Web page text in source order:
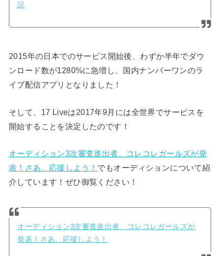
説
2015年の日本でのサービス開始後、わずか半年でダウ
ンロード数が1280%に急増し、国内ナンバーワンのラ
イブ配信アプリとなりました！
そして、17 Liveは2017年9月には全世界でサービスを
開始することを決定したのです！
オーディション3次審査進出者、コレコレガールズが発
表！さあ、応援しよう！ でもオーディションについて紹
介しています！ぜひ御覧ください！
オーディション3次審査進出者、コレコレガールズが
発表！さあ、応援しよう！